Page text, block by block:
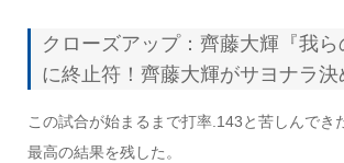
クローズアップ：齊藤大輝『我
に終止符！齊藤大輝がサヨナラ決
この試合が始まるまで打率.143と苦しんでき
最高の結果を残した。